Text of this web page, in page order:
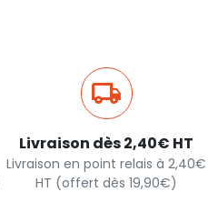
Livraison dès 2,40€ HT
Livraison en point relais à 2,40€
HT (offert dès 19,90€)